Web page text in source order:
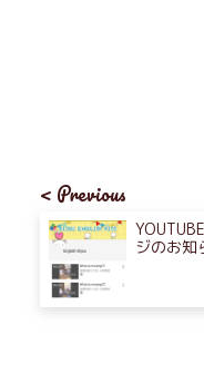
< Previous
ジのお知